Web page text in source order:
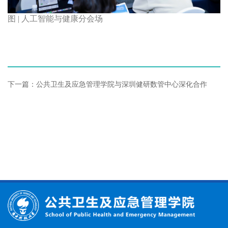
图 | 人工智能与健康分会场
下一篇：公共卫生及应急管理学院与深圳健研数管中心深化合作